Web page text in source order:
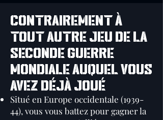
Contrairement à
tout autre jeu de la
Seconde Guerre
mondiale auquel vous
avez déjà joué
Situé en Europe occidentale (1939-
44), vous vous battez pour gagner la